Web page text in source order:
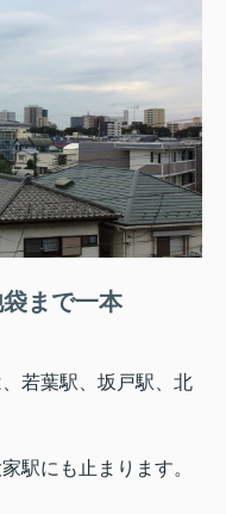
まで一本
若葉駅、坂戸駅、北
駅にも止まります。